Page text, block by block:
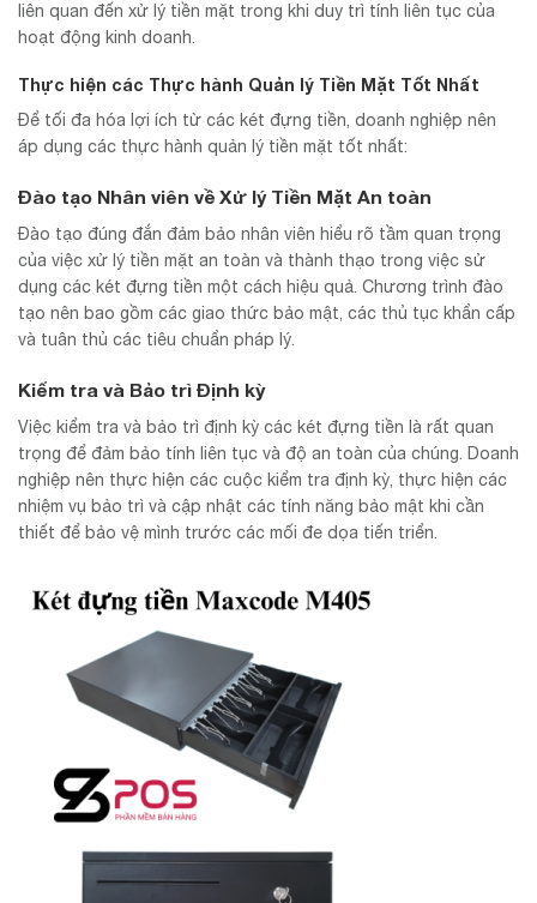
liên quan đến xử lý tiền mặt trong khi duy trì tính liên tục của
hoạt động kinh doanh.
Thực hiện các Thực hành Quản lý Tiền Mặt Tốt Nhất
Để tối đa hóa lợi ích từ các két đựng tiền, doanh nghiệp nên
áp dụng các thực hành quản lý tiền mặt tốt nhất:
Đào tạo Nhân viên về Xử lý Tiền Mặt An toàn
Đào tạo đúng đắn đảm bảo nhân viên hiểu rõ tầm quan trọng
của việc xử lý tiền mặt an toàn và thành thạo trong việc sử
dụng các két đựng tiền một cách hiệu quả. Chương trình đào
tạo nên bao gồm các giao thức bảo mật, các thủ tục khẩn cấp
và tuân thủ các tiêu chuẩn pháp lý.
Kiểm tra và Bảo trì Định kỳ
Việc kiểm tra và bảo trì định kỳ các két đựng tiền là rất quan
trọng để đảm bảo tính liên tục và độ an toàn của chúng. Doanh
nghiệp nên thực hiện các cuộc kiểm tra định kỳ, thực hiện các
nhiệm vụ bảo trì và cập nhật các tính năng bảo mật khi cần
thiết để bảo vệ mình trước các mối đe dọa tiến triển.